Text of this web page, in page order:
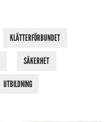
KLÄTTERFÖRBUNDET
SÄKERHET
UTBILDNING